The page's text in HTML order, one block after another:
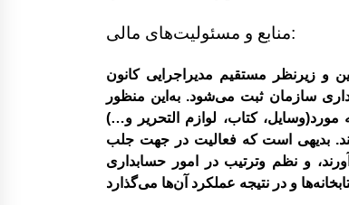
منابع و مسئولیت‌های مالی:
و زیرنظر مستقیم مدیراجرایی کانون
سازمان ثبت ‌می‌شود. به‌این منظور
مورد(وسایل، کتاب، لوازم التحریر و…)
بدیهی است که فعالیت در جهت جلب
و نظم و‌ترتیب در امور حسابداری